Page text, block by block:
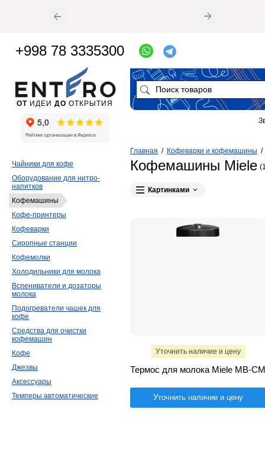
Главная / Кофеварки и кофемашины
Кофемашины Miele
Картинками
Уточнить наличие и цену
Термос для молока Miele MB-CM
Уточнить наличие и цену
Чайники для кофе
Оборудование для нитро-
напитков
Кофемашины
Кофе-принтеры
Кофеварки
Сиропные станции
Кофемолки
Холодильники для молока
Вспениватели и дозаторы
молока
Подогреватели чашек для
кофе
Средства для очистки
кофемашин
Кофе
Джезвы
Аксессуары
Темперы автоматические
ОТ ИДЕИ ДО ОТКРЫТИЯ
+998 78 3335300